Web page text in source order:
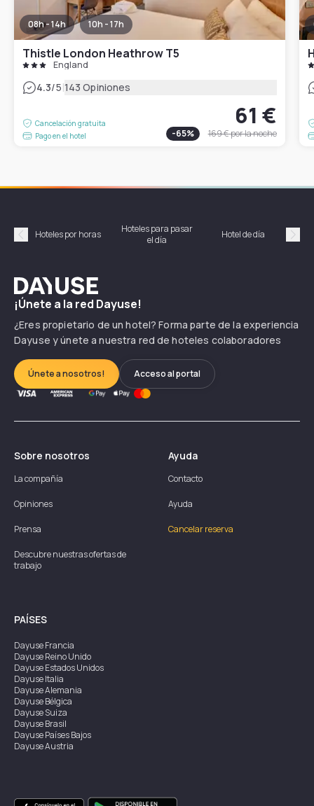
08h - 14h 10h - 17h
Thistle London Heathrow T5
England
4.3/5|143 Opiniones
Cancelación gratuita
Pago en el hotel
61 €
-65% 169 €por la noche
Précédent
Hoteles por horas
Hoteles para pasar
el día
Hotel de día
Dayuse
¡Únete a la red Dayuse!
¿Eres propietario de un hotel? Forma parte de la experiencia
Dayuse y únete a nuestra red de hoteles colaboradores
Únete a nosotros! Acceso al portal
Sobre nosotros
La compañía
Opiniones
Prensa
Descubre nuestras ofertas de
trabajo
Ayuda
Contacto
Ayuda
Cancelar reserva
PAÍSES
DayuseFrancia
DayuseReino Unido
DayuseEstados Unidos
DayuseItalia
DayuseAlemania
DayuseBélgica
DayuseSuiza
DayuseBrasil
DayusePaíses Bajos
DayuseAustria
DayuseSingapur